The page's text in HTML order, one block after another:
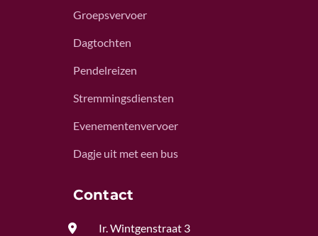
Groepsvervoer
Dagtochten
Pendelreizen
Stremmingsdiensten
Evenementenvervoer
Dagje uit met een bus
Contact

Ir. Wintgenstraat 3